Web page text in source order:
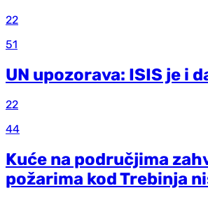
22
51
UN upozorava: ISIS je i
22
44
Kuće na područjima
požarima kod Trebinja